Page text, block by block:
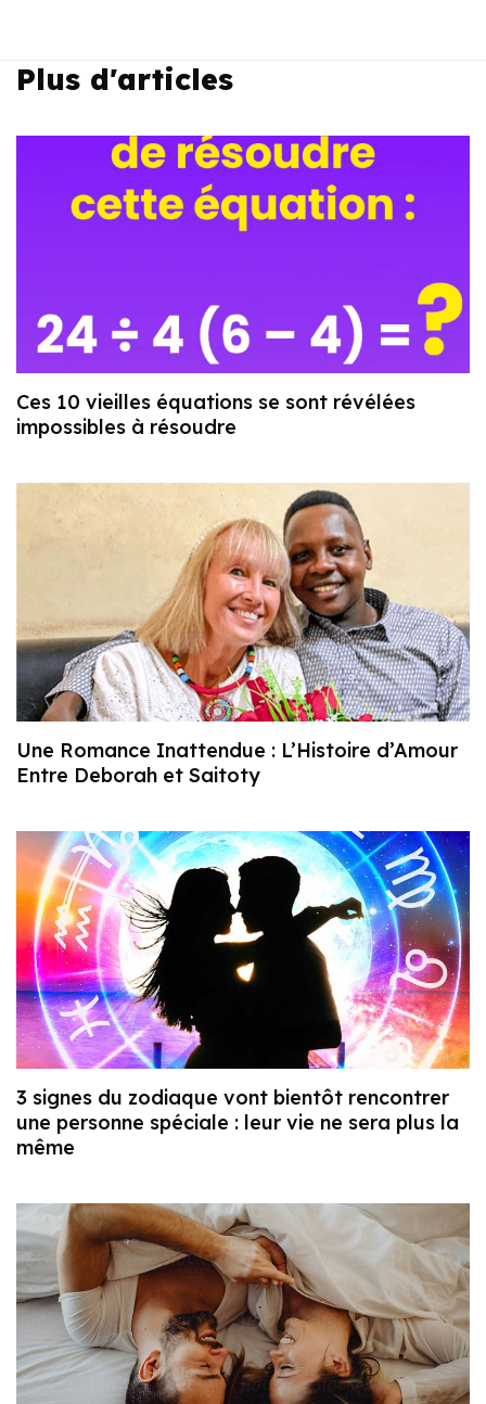
Plus d'articles
Ces 10 vieilles équations se sont révélées
impossibles à résoudre
Une Romance Inattendue : L’Histoire d’Amour
Entre Deborah et Saitoty
3 signes du zodiaque vont bientôt rencontrer
une personne spéciale : leur vie ne sera plus la
même